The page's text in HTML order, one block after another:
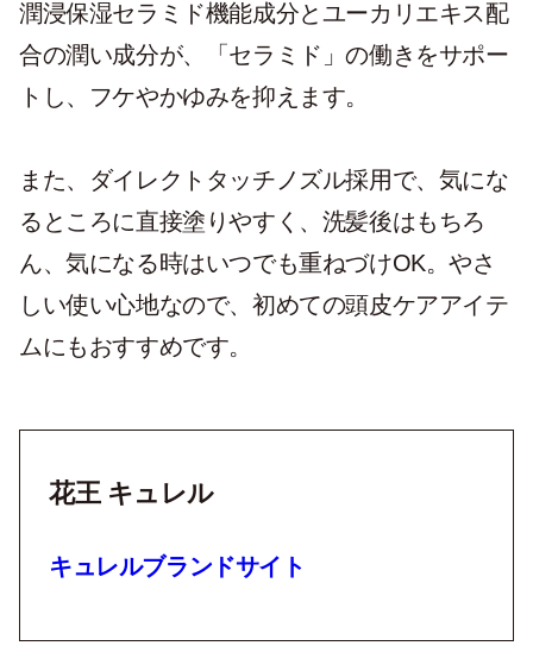
潤浸保湿セラミド機能成分とユーカリエキス配
合の潤い成分が、「セラミド」の働きをサポー
トし、フケやかゆみを抑えます。
また、ダイレクトタッチノズル採用で、気にな
るところに直接塗りやすく、洗髪後はもちろ
ん、気になる時はいつでも重ねづけOK。やさ
しい使い心地なので、初めての頭皮ケアアイテ
ムにもおすすめです。
花王 キュレル
キュレルブランドサイト